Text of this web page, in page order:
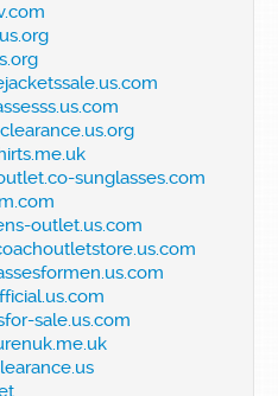
sunglasses.com
outlet.us.com
sale.us.com